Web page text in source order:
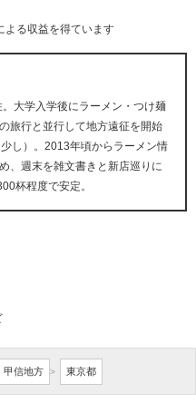
る収益を得ています
大学入学後にラーメン・つけ麺
旅行と並行して地方遠征を開始
し）。2013年頃からラーメン情
、週末を雑文書きと新店巡りに
杯程度で安定。
甲信地方 > 東京都